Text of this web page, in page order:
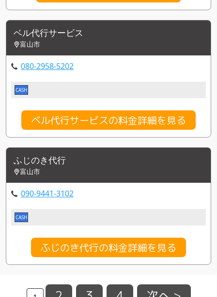
ベル代行サービス
富山市
080-2958-5202
CASH
ベル代行サービスの料金詳細を見る
ふじのき代行
富山市
090-9441-3102
CASH
ふじのき代行の料金詳細を見る